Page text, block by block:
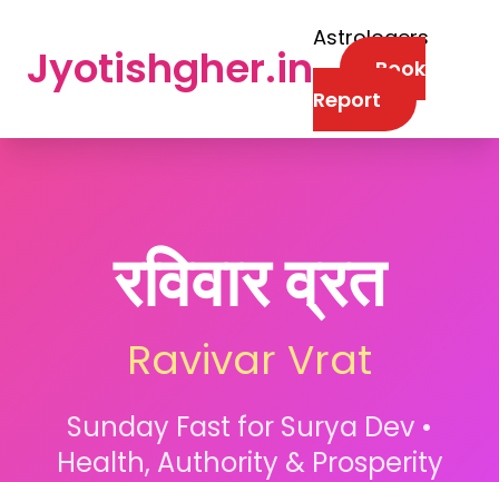
Jyotishgher.in
Astrologers
Book
Report
रविवार व्रत
Ravivar Vrat
Sunday Fast for Surya Dev •
Health, Authority & Prosperity